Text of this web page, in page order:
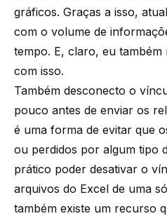
gráficos. Graças a isso,
com o volume de
tempo. E, claro, eu também
com isso.
Também desconecto o
pouco antes de enviar os
é uma forma de evitar que
ou perdidos por algum tipo
prático poder desativar o
arquivos do Excel de uma
também existe um recurso